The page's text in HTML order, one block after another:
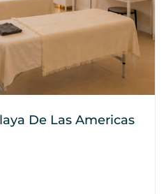
De Las Americas